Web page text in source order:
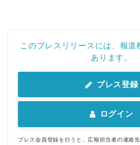
このプレスリリースには、報道
あります。
プレス登録
ログイン
プレス会員登録を行うと、広報担当者の連絡